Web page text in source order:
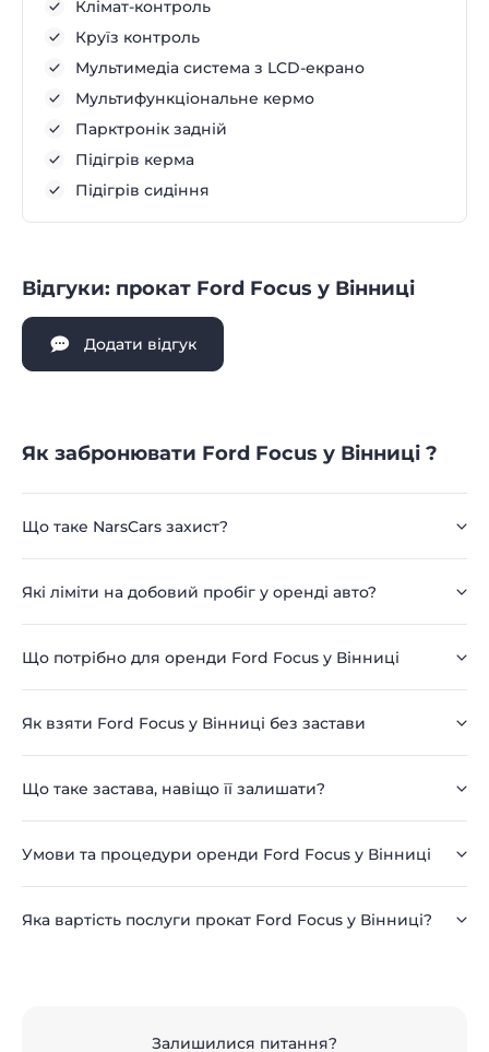
Клімат-контроль
Круїз контроль
Мультимедіа система з LCD-екрано
Мультифункціональне кермо
Парктронік задній
Підігрів керма
Підігрів сидіння
Відгуки: прокат Ford Focus у Вінниці
Додати відгук
Як забронювати Ford Focus у Вінниці ?
Що таке NarsCars захист?
Які ліміти на добовий пробіг у оренді авто?
Що потрібно для оренди Ford Focus у Вінниці
Як взяти Ford Focus у Вінниці без застави
Що таке застава, навіщо її залишати?
Умови та процедури оренди Ford Focus у Вінниці
Яка вартість послуги прокат Ford Focus у Вінниці?
Залишилися питання?